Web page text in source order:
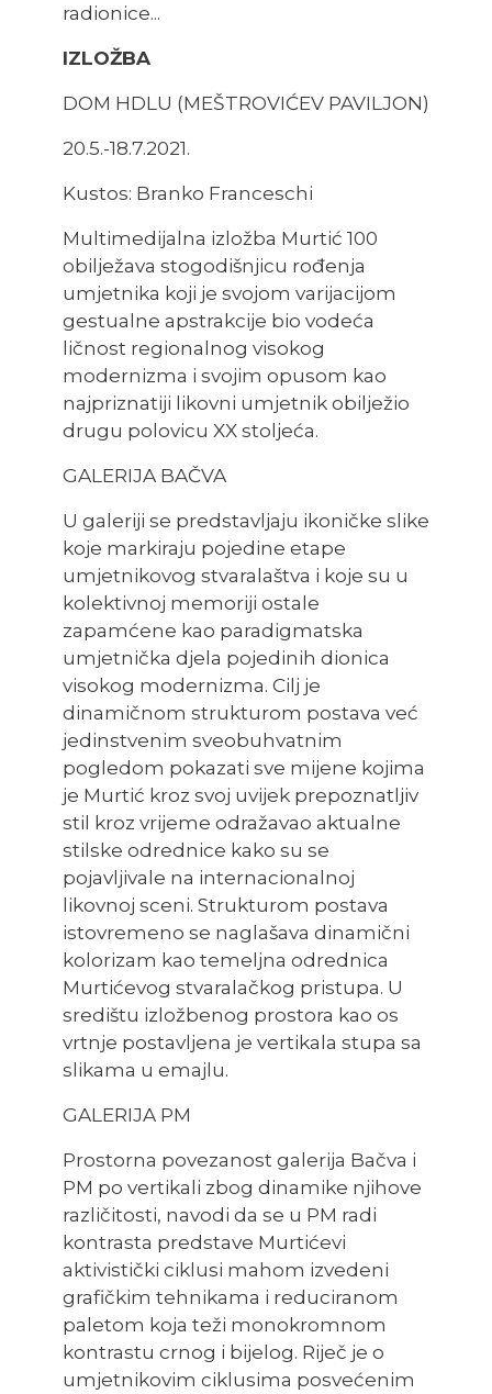
radionice...
IZLOŽBA
DOM HDLU (MEŠTROVIĆEV PAVILJON)
20.5.-18.7.2021.
Kustos: Branko Franceschi
Multimedijalna izložba Murtić 100
obilježava stogodišnjicu rođenja
umjetnika koji je svojom varijacijom
gestualne apstrakcije bio vodeća
ličnost regionalnog visokog
modernizma i svojim opusom kao
najpriznatiji likovni umjetnik obilježio
drugu polovicu XX stoljeća.
GALERIJA BAČVA
U galeriji se predstavljaju ikoničke slike
koje markiraju pojedine etape
umjetnikovog stvaralaštva i koje su u
kolektivnoj memoriji ostale
zapamćene kao paradigmatska
umjetnička djela pojedinih dionica
visokog modernizma. Cilj je
dinamičnom strukturom postava već
jedinstvenim sveobuhvatnim
pogledom pokazati sve mijene kojima
je Murtić kroz svoj uvijek prepoznatljiv
stil kroz vrijeme odražavao aktualne
stilske odrednice kako su se
pojavljivale na internacionalnoj
likovnoj sceni. Strukturom postava
istovremeno se naglašava dinamični
kolorizam kao temeljna odrednica
Murtićevog stvaralačkog pristupa. U
središtu izložbenog prostora kao os
vrtnje postavljena je vertikala stupa sa
slikama u emajlu.
GALERIJA PM
Prostorna povezanost galerija Bačva i
PM po vertikali zbog dinamike njihove
različitosti, navodi da se u PM radi
kontrasta predstave Murtićevi
aktivistički ciklusi mahom izvedeni
grafičkim tehnikama i reduciranom
paletom koja teži monokromnom
kontrastu crnog i bijelog. Riječ je o
umjetnikovim ciklusima posvećenim